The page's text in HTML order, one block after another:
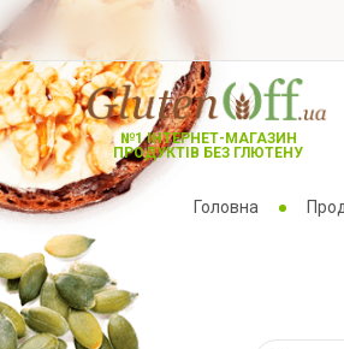
№1 ІНТЕРНЕТ-МАГАЗИН
ПРОДУКТІВ БЕЗ ГЛЮТЕНУ
Головна